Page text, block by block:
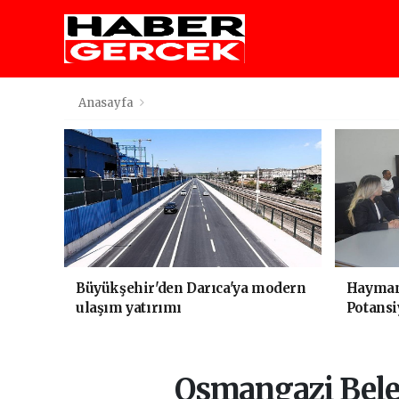
Anasayfa
Büyükşehir'den Darıca'ya modern
ulaşım yatırımı
Osmangazi